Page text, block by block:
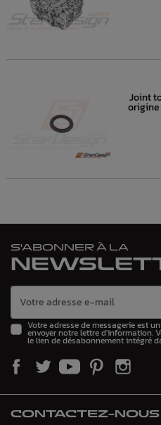
Joint
origine
S'ABONNER À LA
Votre adresse de messagerie est
envoyer notre lettre d'information.
le lien de désabonnement intégré
CONTACTEZ-NOUS